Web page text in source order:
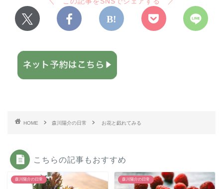
HOME 森川陽介の日常 お花と戯れてみる
こちらの記事もおすすめ
森川陽介の日常 森川陽介の日常